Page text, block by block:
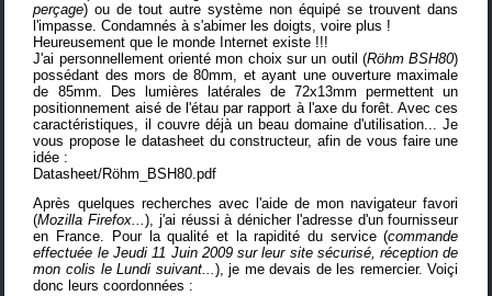
perçage) ou de tout autre système non équipé se trouvent dans
l'impasse. Condamnés à s'abimer les doigts, voire plus !
Heureusement que le monde Internet existe !!!
J'ai personnellement orienté mon choix sur un outil (Röhm BSH80)
possédant des mors de 80mm, et ayant une ouverture maximale
de 85mm. Des lumières latérales de 72x13mm permettent un
positionnement aisé de l'étau par rapport à l'axe du forêt. Avec ces
caractéristiques, il couvre déjà un beau domaine d'utilisation... Je
vous propose le datasheet du constructeur, afin de vous faire une
idée :
Datasheet/Röhm_BSH80.pdf
Après quelques recherches avec l'aide de mon navigateur favori
(Mozilla Firefox...), j'ai réussi à dénicher l'adresse d'un fournisseur
en France. Pour la qualité et la rapidité du service (commande
effectuée le Jeudi 11 Juin 2009 sur leur site sécurisé, réception de
mon colis le Lundi suivant...), je me devais de les remercier. Voiçi
donc leurs coordonnées :